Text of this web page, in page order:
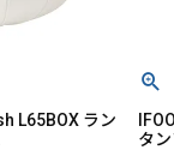
L65BOX ラン
タ